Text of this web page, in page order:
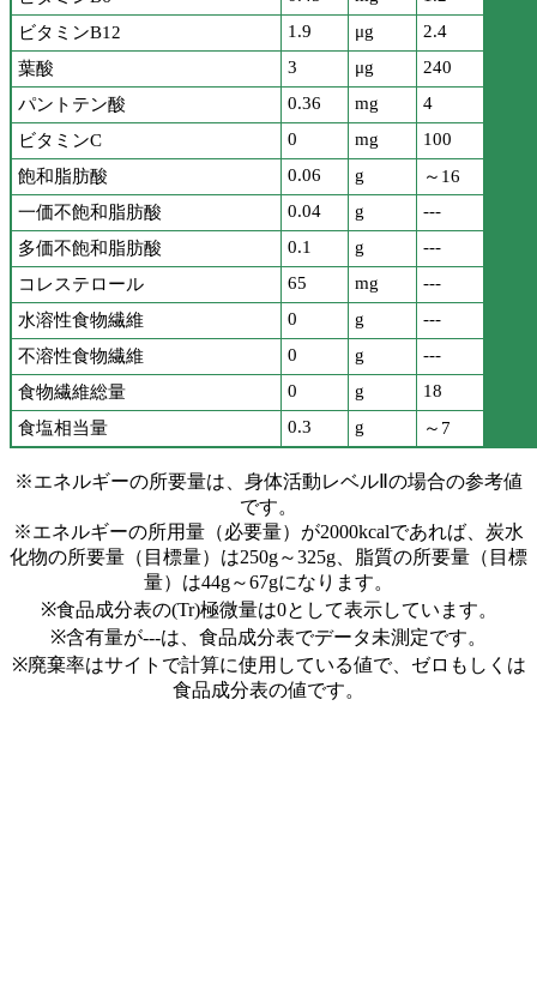
ビタミンB12
1.9 μg
2.4
葉酸
3 μg
240
パントテン酸
0.36 mg
4
ビタミンC
0 mg
100
飽和脂肪酸
0.06 g
～16
一価不飽和脂肪酸
0.04 g
---
多価不飽和脂肪酸
0.1 g
---
コレステロール
65 mg
---
水溶性食物繊維
0 g
---
不溶性食物繊維
0 g
---
食物繊維総量
0 g
18
食塩相当量
0.3 g ～7
※エネルギーの所要量は、身体活動レベルⅡの場合の参考値
です。
※エネルギーの所用量（必要量）が2000kcalであれば、炭水
化物の所要量（目標量）は250g～325g、脂質の所要量（目標
量）は44g～67gになります。
※食品成分表の(Tr)極微量は0として表示しています。
※含有量が---は、食品成分表でデータ未測定です。
※廃棄率はサイトで計算に使用している値で、ゼロもしくは
食品成分表の値です。